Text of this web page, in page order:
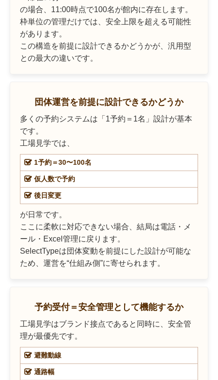
の場合、11:00時点で100名が館内に存在します。
枠単位の管理だけでは、安全上限を超える可能性
があります。
この構造を前提に設計できるかどうかが、汎用型
との最大の違いです。
団体運営を前提に設計できるかどうか
多くの予約システムは「1予約＝1名」設計が基本
です。
工場見学では、
1予約＝30〜100名
仮人数で予約
後日変更
が日常です。
ここに柔軟に対応できない場合、結局は電話・メ
ール・Excel管理に戻ります。
SelectTypeは団体変動を前提にした設計が可能な
ため、運営を“仕組み側”に寄せられます。
予約受付＝安全管理として機能するか
工場見学はブランド接点であると同時に、安全管
理が最優先です。
避難動線
通路幅